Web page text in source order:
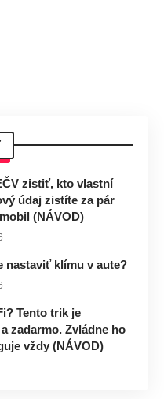
zistiť, kto vlastní
údaj zistíte za pár
(NÁVOD)
nastaviť klímu v aute?
Tento trik je
zadarmo. Zvládne ho
vždy (NÁVOD)